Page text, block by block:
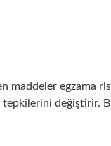
egzama
tepkilerini değiştirir.